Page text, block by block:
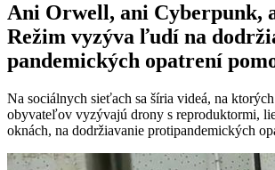
Ani Orwell, ani Cyberpunk,
Režim vyzýva ľudí na
pandemických opatrení
Na sociálnych sieťach sa šíria videá, na
obyvateľov vyzývajú drony s reproduktormi,
oknách, na dodržiavanie protipandemických